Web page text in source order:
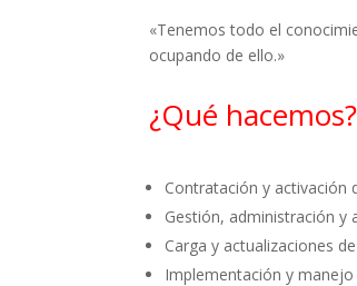
«Tenemos todo el
ocupando de ello.»
¿Qué hacemos?
Contratación y activación
Gestión, administración y
Carga y actualizaciones
Implementación y